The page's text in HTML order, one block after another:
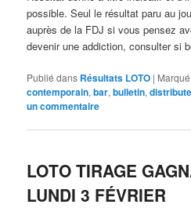
possible. Seul le résultat paru au
auprès de la FDJ si vous pensez
devenir une addiction, consulter si
Publié dans Résultats LOTO |
contemporain,bar,bulletin,
un commentaire
LOTO TIRAGE
LUNDI 3 FÉVRIER